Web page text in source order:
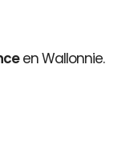
en Wallonnie.